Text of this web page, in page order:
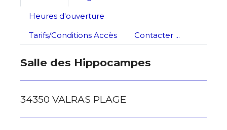
Statut / Organisation
J'accepte lestermes et conditions
Nom
J'accepte lestermes et conditions
Heures d'ouverture
Tarifs/Conditions Accès
Contacter ...
Salle des Hippocampes
34350 VALRAS PLAGE